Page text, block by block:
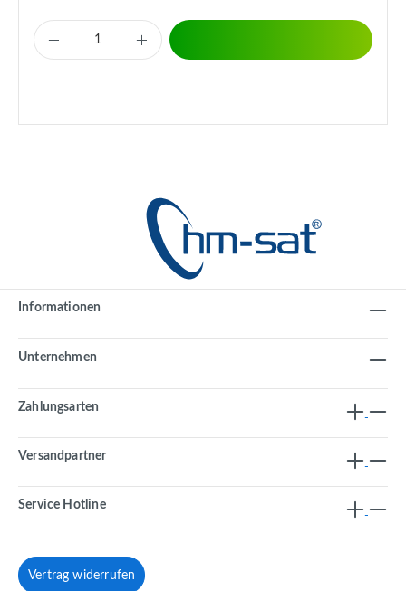
Informationen
Unternehmen
Zahlungsarten
Versandpartner
Service Hotline
Vertrag widerrufen